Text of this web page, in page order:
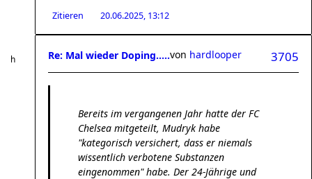
Zitieren 20.06.2025, 13:12
Re: Mal wieder Doping..... 3705
von hardlooper
Bereits im vergangenen Jahr hatte der FC
Chelsea mitgeteilt, Mudryk habe
"kategorisch versichert, dass er niemals
wissentlich verbotene Substanzen
eingenommen" habe. Der 24-Jährige und